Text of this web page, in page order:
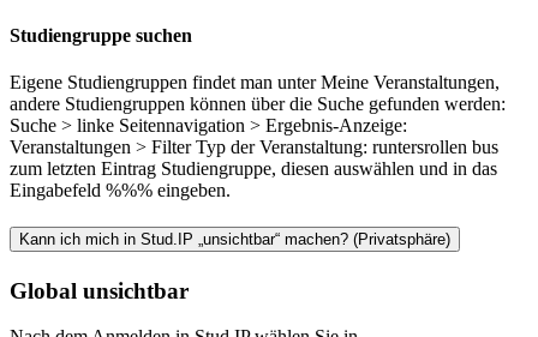
Studiengruppe suchen
Eigene Studiengruppen findet man unter Meine Veranstaltungen,
andere Studiengruppen können über die Suche gefunden werden:
Suche > linke Seitennavigation > Ergebnis-Anzeige:
Veranstaltungen > Filter Typ der Veranstaltung: runtersrollen bus
zum letzten Eintrag Studiengruppe, diesen auswählen und in das
Eingabefeld %%% eingeben.
Kann ich mich in Stud.IP „unsichtbar“ machen? (Privatsphäre)
Global unsichtbar